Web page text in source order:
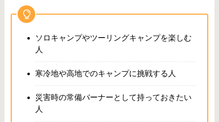
ソロキャンプやツーリングキャンプを楽しむ
人
寒冷地や高地でのキャンプに挑戦する人
災害時の常備バーナーとして持っておきたい
人